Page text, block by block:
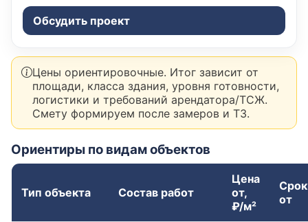
Обсудить проект
Цены ориентировочные. Итог зависит от
площади, класса здания, уровня готовности,
логистики и требований арендатора/ТСЖ.
Смету формируем после замеров и ТЗ.
Ориентиры по видам объектов
Тип объекта Состав работ
Цена
от,
₽/м²
от